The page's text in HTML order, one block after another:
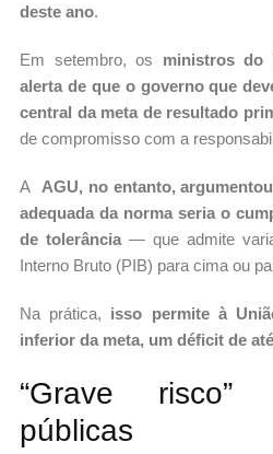
deste ano.
Em setembro, os ministros do
alerta de que o governo que
central da meta de resultado
de compromisso com a
A AGU, no entanto,
adequada da norma seria o
de tolerância — que admite
Interno Bruto (PIB) para cima ou
Na prática, isso permite à
inferior da meta, um déficit de
“Grave
públicas